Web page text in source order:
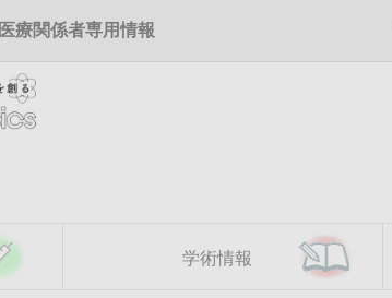
医療関係者専用情報
学術情報